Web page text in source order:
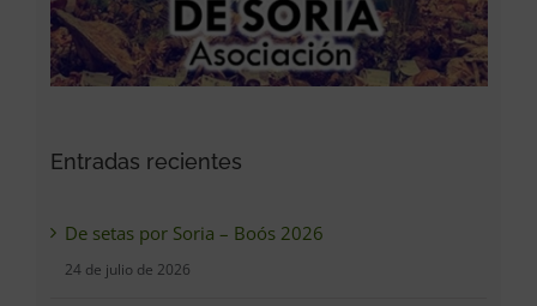
Entradas recientes
De setas por Soria – Boós 2026
24 de julio de 2026